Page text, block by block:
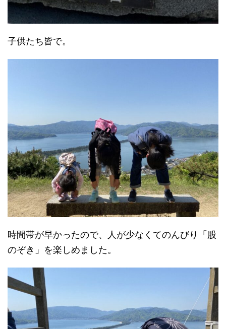
子供たち皆で。
時間帯が早かったので、人が少なくてのんびり「股
のぞき」を楽しめました。